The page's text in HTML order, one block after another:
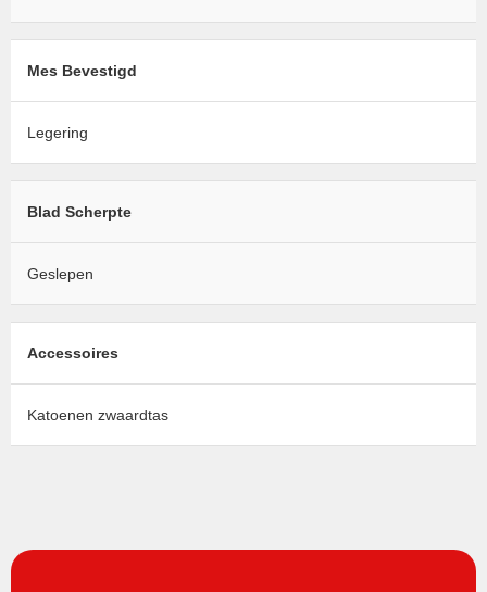
Mes Bevestigd
Legering
Blad Scherpte
Geslepen
Accessoires
Katoenen zwaardtas